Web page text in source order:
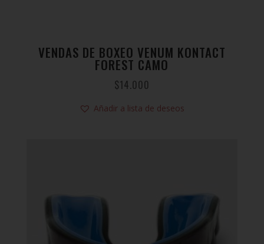
VENDAS DE BOXEO VENUM KONTACT
FOREST CAMO
$14.000
Añadir a lista de deseos